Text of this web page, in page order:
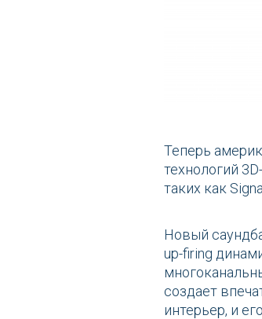
Теперь
технологий
таких как
Новый
up-firing
создает
интерьер, и